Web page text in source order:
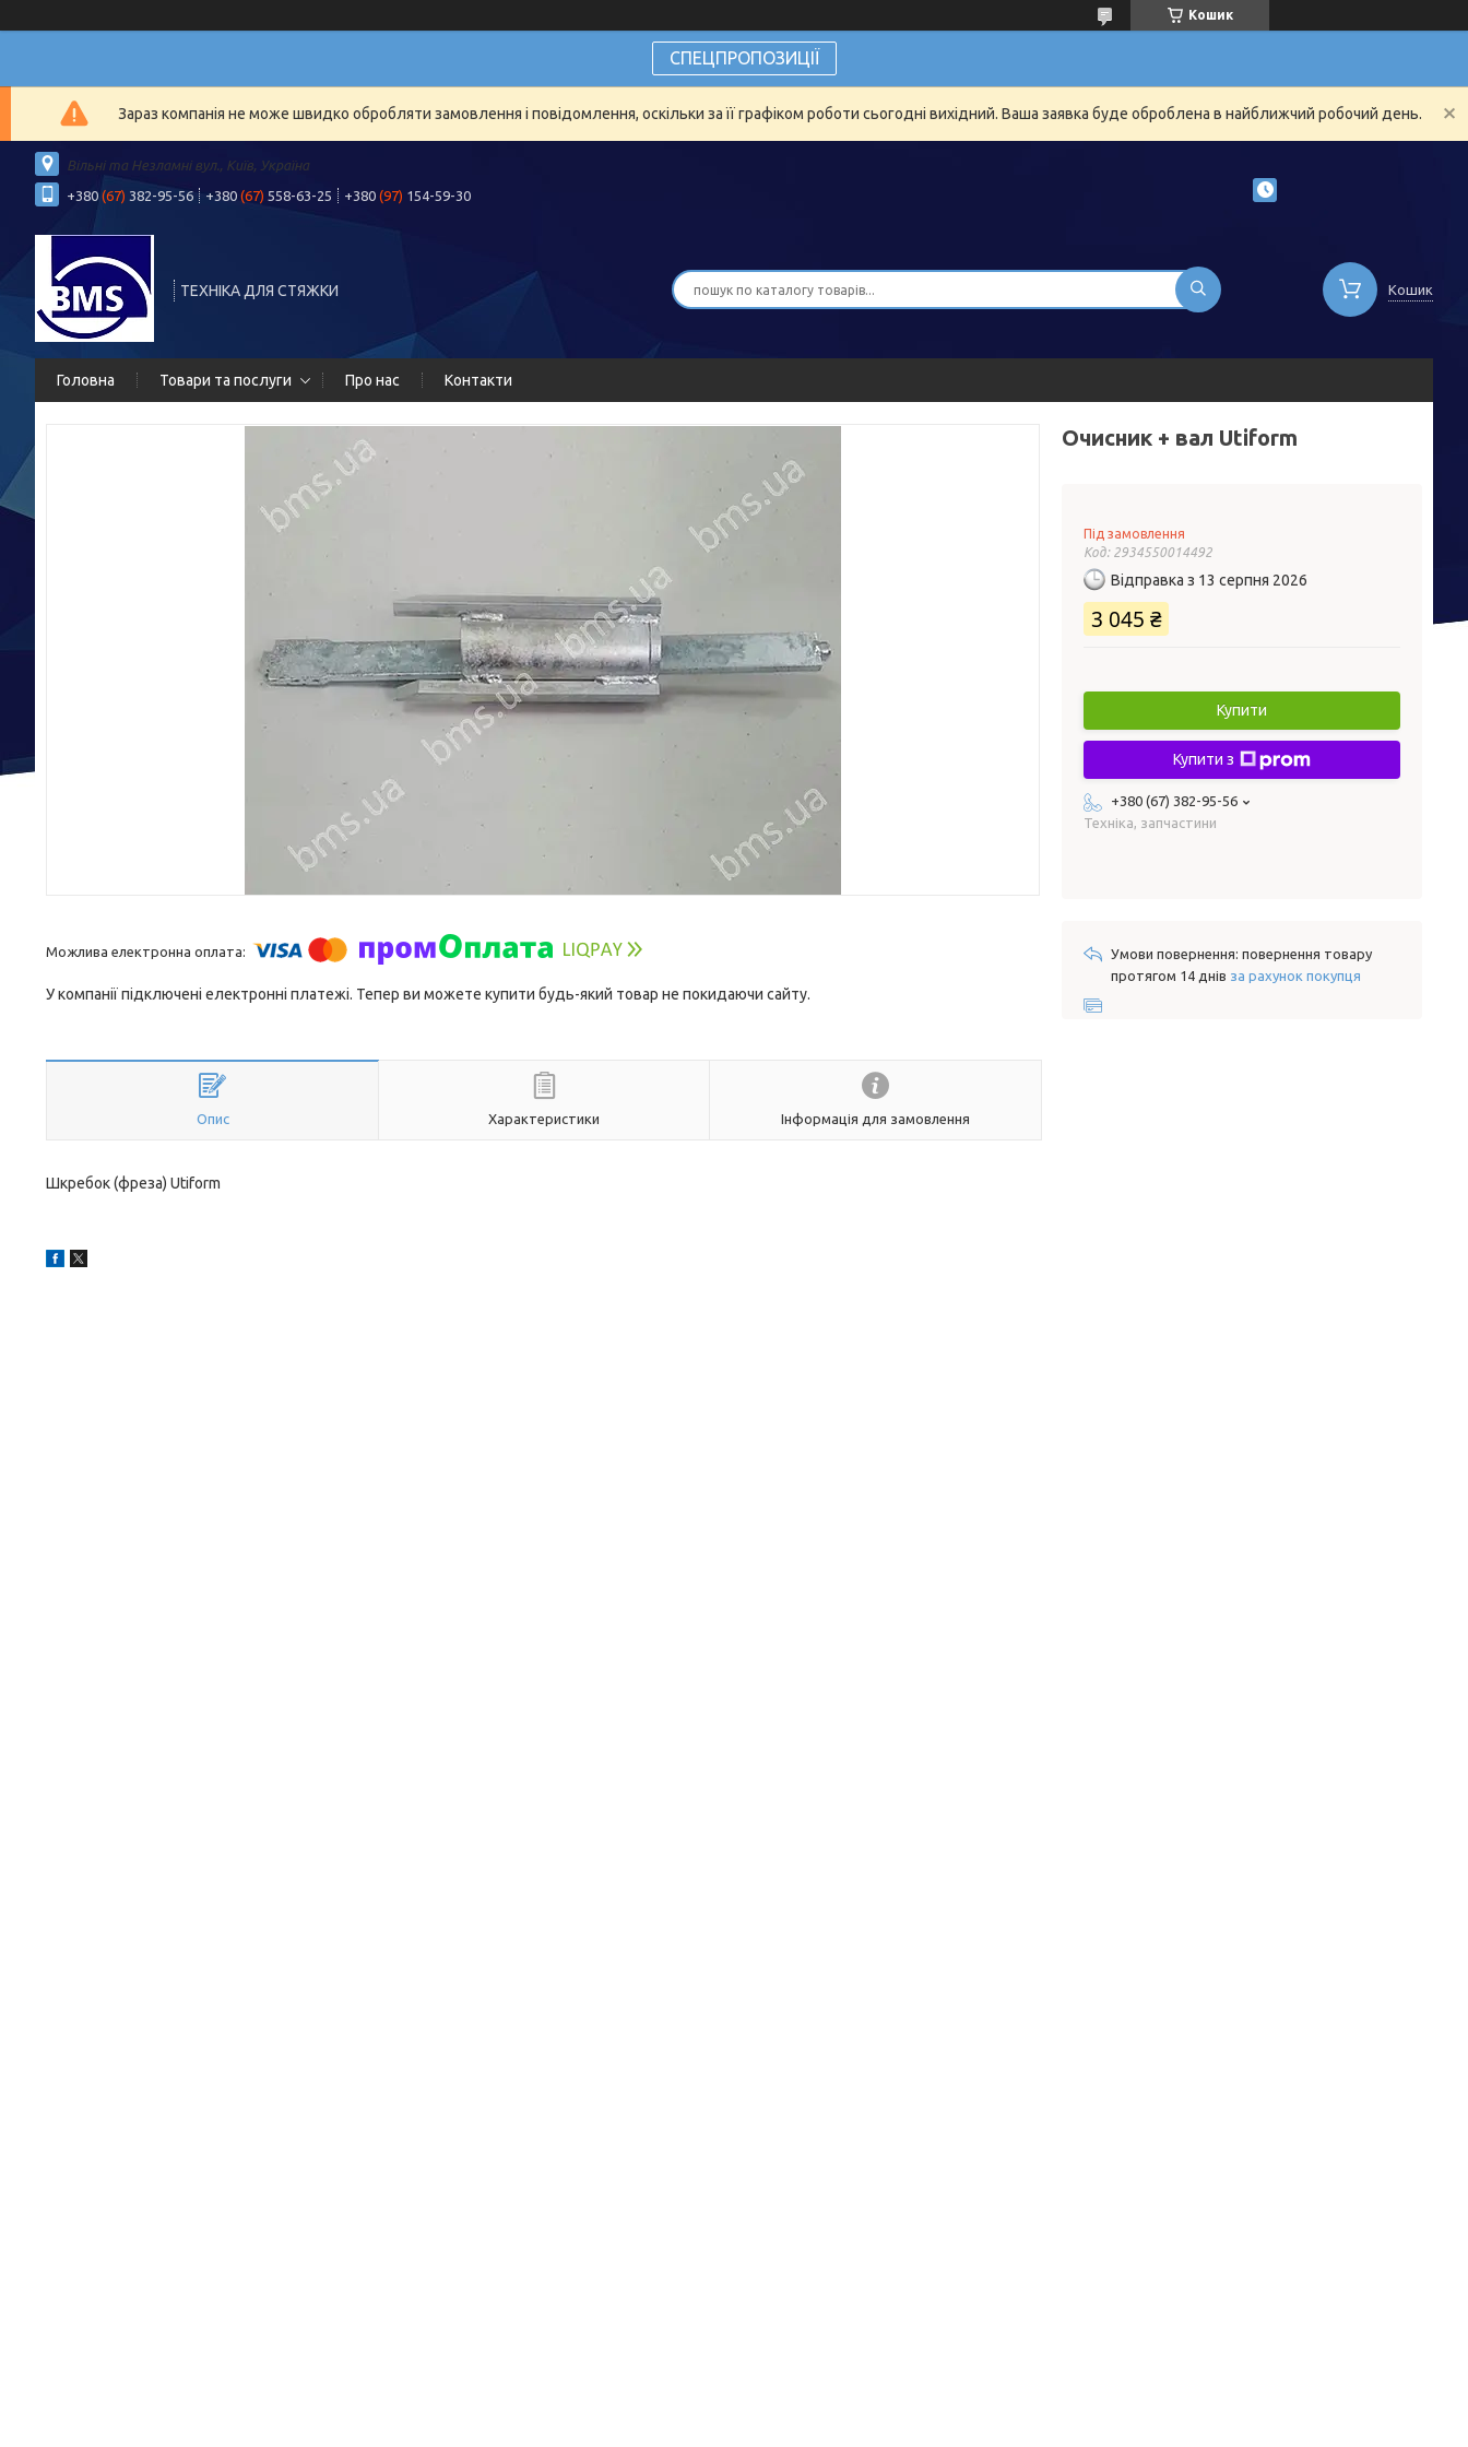
Кошик
СПЕЦПРОПОЗИЦІЇ
Зараз компанія не може швидко обробляти замовлення і повідомлення, оскільки за її графіком роботи сьогодні вихідний. Ваша заявка буде оброблена в найближчий робочий день.
Вільні та Незламні вул., Київ, Україна
+380 (67) 382-95-56 +380 (67) 558-63-25 +380 (97) 154-59-30
ТЕХНІКА ДЛЯ СТЯЖКИ Кошик
Головна Товари та послуги Про нас Контакти
У компанії підключені електронні платежі. Тепер ви можете купити будь-який товар не покидаючи сайту.
Опис Характеристики Інформація для замовлення
Шкребок (фреза) Utiform
Очисник + вал Utiform
Під замовлення
Код: 2934550014492
Відправка з 13 серпня 2026
3 045 ₴
Купити
Купити з
+380 (67) 382-95-56
Техніка, запчастини
повернення товару
протягом 14 днів за рахунок покупця